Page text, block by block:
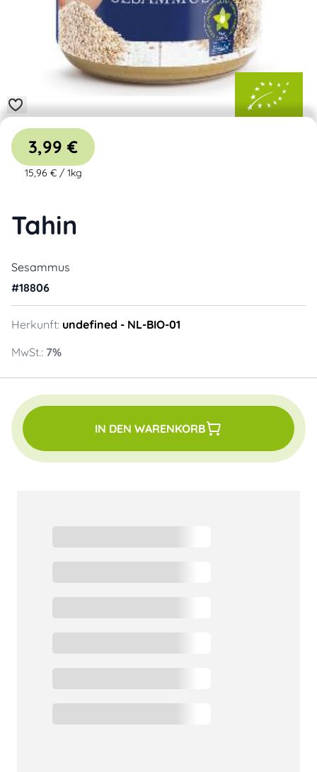
Tahin
Sesammus
#18806
Herkunft: undefined - NL-BIO-01
MwSt.: 7%
3,99 €
15,96 €/ 1kg
IN DEN WARENKORB